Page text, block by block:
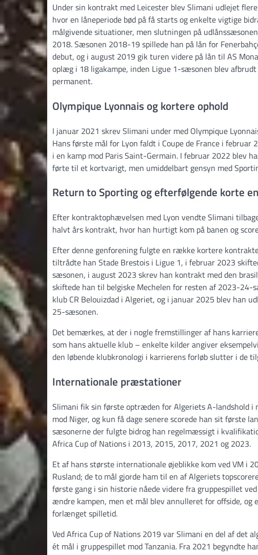
Under sin kontrakt med Leicester blev Slimani udlejet
hvor en låneperiode bød på få starts og enkelte vigtige
målgivende situationer, men slutningen på
2018. Sæsonen 2018-19 spillede han på lån for
debut, og i august 2019 gik turen videre på lån til AS
oplæg i 18 ligakampe, inden Ligue 1-sæsonen blev
permanent.
Olympique Lyonnais og kortere ophold
I januar 2021 skrev Slimani under med Olympique
Hans første mål for Lyon faldt i Coupe de France i
i en kamp mod Paris Saint-Germain. I februar 2022 blev
førte til et kortvarigt, men umiddelbart gensyn med
Return to Sporting og efterfølgende korte
Efter kontraktophævelsen med Lyon vendte Slimani
halvt års kontrakt, hvor han hurtigt kom på banen og
Efter denne genforening fulgte en række kortere
tiltrådte han Stade Brestois i Ligue 1, i februar 2023
sæsonen, i august 2023 skrev han kontrakt med den
skiftede han til belgiske Mechelen for resten af 2023-
klub CR Belouizdad i Algeriet, og i januar 2025 blev han
25-sæsonen.
Det bemærkes, at der i nogle fremstillinger af hans
som hans aktuelle klub – enkelte kilder angiver
den løbende klubkronologi i karrierens forløb slutter i de
Internationale præstationer
Slimani fik sin første optræden for Algeriets A-landshold i
mod Niger, og kun få dage senere scorede han sit første
sæsonerne der fulgte bidrog han regelmæssigt i
Africa Cup of Nations i 2013, 2015, 2017, 2021 og 2023.
Et af hans største internationale øjeblikke kom ved VM i
Rusland; de to mål gjorde ham til en af Algeriets
første gang i sin historie nåede videre fra gruppespillet
ændre kampen, men et mål blev annulleret for offside,
forlænget spilletid.
Ved Africa Cup of Nations 2019 var Slimani en del af det
ét mål i gruppespillet mod Tanzania. Fra 2021 begyndte